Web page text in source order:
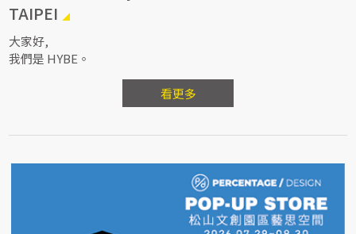
TAIPEI
大家好,
我們是 HYBE。
看更多